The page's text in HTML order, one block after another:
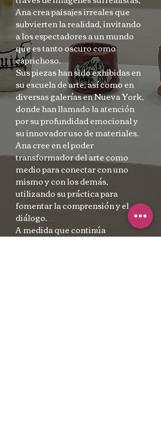
Ana crea paisajes irreales que
subvierten la realidad, invitando
a los espectadores a un mundo
que es tanto oscuro como
caprichoso.
Sus piezas han sido exhibidas en
su escuela de arte, así como en
diversas galerías en Nueva York,
donde han llamado la atención
por su profundidad emocional y
su innovador uso de materiales.
Ana cree en el poder
transformador del arte como
medio para conectar con uno
mismo y con los demás,
utilizando su práctica para
fomentar la comprensión y el
diálogo.
A medida que continúa
evolucionando como artista, Ana